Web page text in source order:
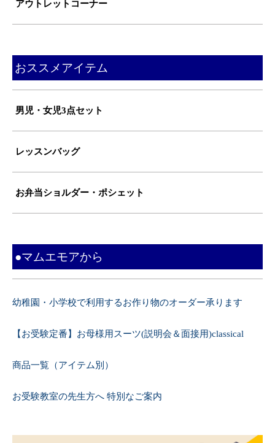
アウトレットコーナー
おススメアイテム
男児・女児3点セット
レッスンバッグ
お弁当ショルダー・ポシェット
●マムエモアから
幼稚園・小学校で利用するお作り物のオーダー承ります
【お受験定番】お母様用スーツ(説明会＆面接用)classical
商品一覧（アイテム別）
お受験教室の先生方へ 特別なご案内